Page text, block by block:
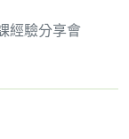
經驗分享會